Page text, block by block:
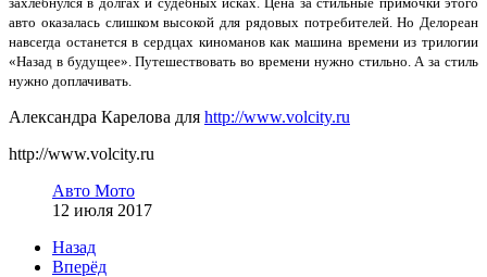
авто оказалась слишком высокой для рядовых потребителей. Но Делореан
навсегда останется в сердцах киноманов как машина времени из трилогии
«Назад в будущее». Путешествовать во времени нужно стильно. А за стиль
нужно доплачивать.
Александра Карелова для http://www.volcity.ru
http://www.volcity.ru
Авто Мото
12 июля 2017
Назад
Вперёд